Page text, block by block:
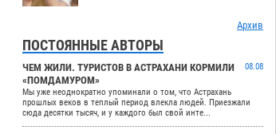
Архив
ПОСТОЯННЫЕ АВТОРЫ
ЧЕМ ЖИЛИ. ТУРИСТОВ В АСТРАХАНИ КОРМИЛИ
«ПОМДАМУРОМ»
08.08
Мы уже неоднократно упоминали о том, что Астрахань
прошлых веков в теплый период влекла людей. Приезжали
сюда десятки тысяч, и у каждого был свой инте...